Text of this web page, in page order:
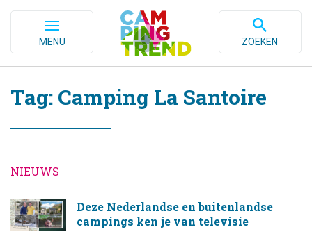
MENU ZOEKEN
Tag: Camping La Santoire
NIEUWS
Deze Nederlandse en buitenlandse
campings ken je van televisie